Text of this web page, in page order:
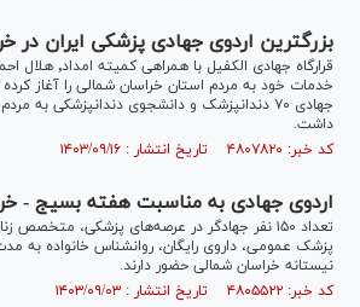
بزرگترین اردوی جهادی پزشکی ایران در
قرارگاه جهادی
خدمات خود به مردم استان خراسان شمالی را آغاز
جهادی ۷۰ دندانپزشک و دانشجوی دندانپزشکی
داشت.
کد خبر: ۴۸۰۷۸۲۰ تاریخ انتشار : ۱۴۰۳/۰۹/۱۶
اردوی جهادی به مناسبت هفته بسیج -
تعداد ۱۵۰ نفر جهادگر در عرصه‌های پزشکی، متخصص
پزشک عمومی، داروی رایگان، روانشناس خانواده به
نیستانه خراسان شمالی حضور دارند.
کد خبر: ۴۸۰۵۵۲۲ تاریخ انتشار : ۱۴۰۳/۰۹/۰۳